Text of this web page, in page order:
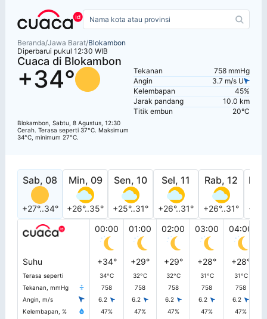
Beranda/Jawa Barat/Blokambon
Diperbarui pukul 12:30 WIB
Cuaca di Blokambon
+34°
Blokambon, Sabtu, 8 Agustus, 12:30
Cerah. Terasa seperti 37°C. Maksimum
34°C, minimum 27°C.
Tekanan
758 mmHg
Angin
3.7 m/s U
Kelembapan
45%
Jarak pandang
10.0 km
Titik embun
20°C
Sab, 08
+27°..34°
Min, 09
+26°..35°
Sen, 10
+25°..31°
Sel, 11
+26°..31°
Rab, 12
+26°..31°
00:00
01:00 02:00 03:00 04:00
Suhu +34° +29° +29° +28° +28°
Terasa seperti 34°C 32°C 32°C 31°C
31°C
Tekanan, mmHg
758 758 758 758
758
Angin, m/s
6.2 6.2 6.2 6.2 6.2
Kelembapan, %
47% 47% 47% 47%
47%